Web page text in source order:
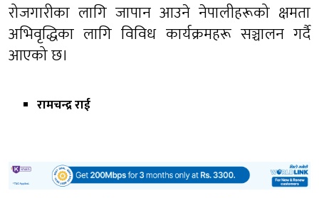
रोजगारीका लागि जापान आउने नेपालीहरूको क्षमता
अभिवृद्धिका लागि विविध कार्यक्रमहरू सञ्चालन गर्दै
आएको छ।
रामचन्द्र राई